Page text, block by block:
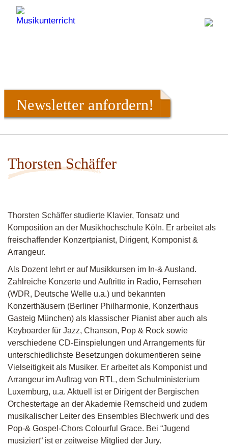
Newsletter anfordern!
Thorsten Schäffer
Thorsten Schäffer studierte Klavier, Tonsatz und
Komposition an der Musikhochschule Köln. Er arbeitet als
freischaffender Konzertpianist, Dirigent, Komponist &
Arrangeur.
Als Dozent lehrt er auf Musikkursen im In-& Ausland.
Zahlreiche Konzerte und Auftritte in Radio, Fernsehen
(WDR, Deutsche Welle u.a.) und bekannten
Konzerthäusern (Berliner Philharmonie, Konzerthaus
Gasteig München) als klassischer Pianist aber auch als
Keyboarder für Jazz, Chanson, Pop & Rock sowie
verschiedene CD-Einspielungen und Arrangements für
unterschiedlichste Besetzungen dokumentieren seine
Vielseitigkeit als Musiker. Er arbeitet als Komponist und
Arrangeur im Auftrag von RTL, dem Schulministerium
Luxemburg, u.a. Aktuell ist er Dirigent der Bergischen
Orchestertage an der Akademie Remscheid und zudem
musikalischer Leiter des Ensembles Blechwerk und des
Pop-& Gospel-Chors Colourful Grace. Bei “Jugend
musiziert“ ist er zeitweise Mitglied der Jury.